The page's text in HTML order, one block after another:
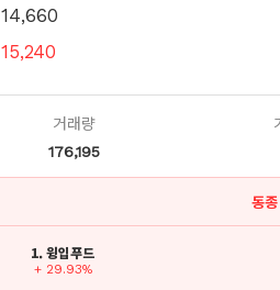
14,660
15,240
거래량
176,195
동
1. 윙입푸드
+ 29.93%